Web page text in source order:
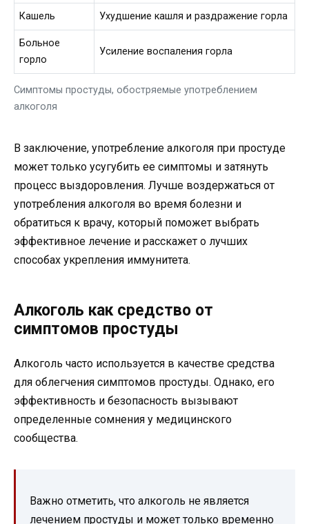
Симптомы простуды, обостряемые употреблением
алкоголя
Кашель Ухудшение кашля и раздражение горла
Больное
горло
Усиление воспаления горла
В заключение, употребление алкоголя при простуде
может только усугубить ее симптомы и затянуть
процесс выздоровления. Лучше воздержаться от
употребления алкоголя во время болезни и
обратиться к врачу, который поможет выбрать
эффективное лечение и расскажет о лучших
способах укрепления иммунитета.
Алкоголь как средство от
симптомов простуды
Алкоголь часто используется в качестве средства
для облегчения симптомов простуды. Однако, его
эффективность и безопасность вызывают
определенные сомнения у медицинского
сообщества.
Важно отметить, что алкоголь не является
лечением простуды и может только временно